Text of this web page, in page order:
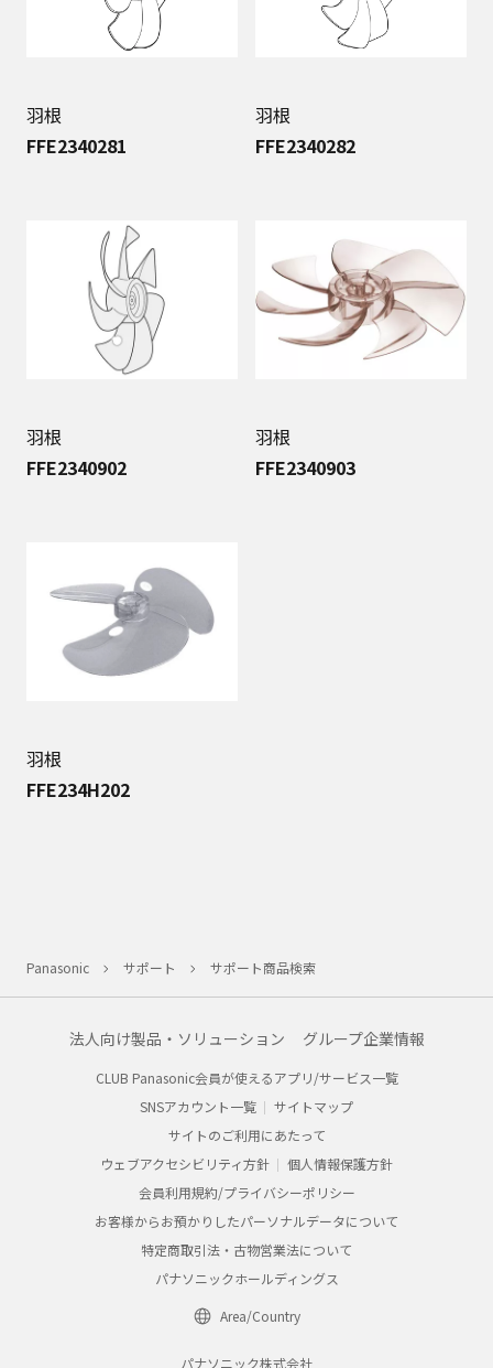
羽根
FFE2340281
羽根
FFE2340282
羽根
FFE2340902
羽根
FFE2340903
羽根
FFE234H202
Panasonic サポート サポート商品検索
法人向け製品・ソリューション グループ企業情報
CLUB Panasonic会員が使えるアプリ/サービス一覧
SNSアカウント一覧
サイトマップ
サイトのご利用にあたって
ウェブアクセシビリティ方針
個人情報保護方針
会員利用規約/プライバシーポリシー
お客様からお預かりしたパーソナルデータについて
特定商取引法・古物営業法について
パナソニックホールディングス
Area/Country
パナソニック株式会社